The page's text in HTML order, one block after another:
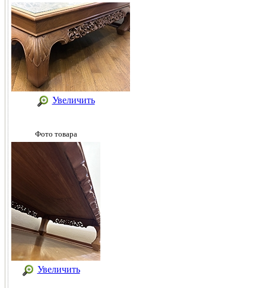
Увеличить
Фото товара
Увеличить